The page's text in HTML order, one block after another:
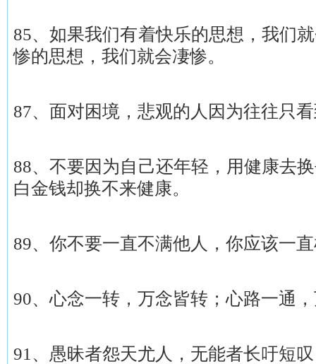
85、如果我们有着快乐的思想，我们
惨的思想，我们就会凄惨。
87、面对困境，悲观的人因为往往只
88、不要因为自己还年轻，用健康去
白金钱却换不来健康。
89、你不要一直不满他人，你应该一
90、心念一转，万念皆转；心路一通
91、愚昧者怨天尤人，无能者长吁短